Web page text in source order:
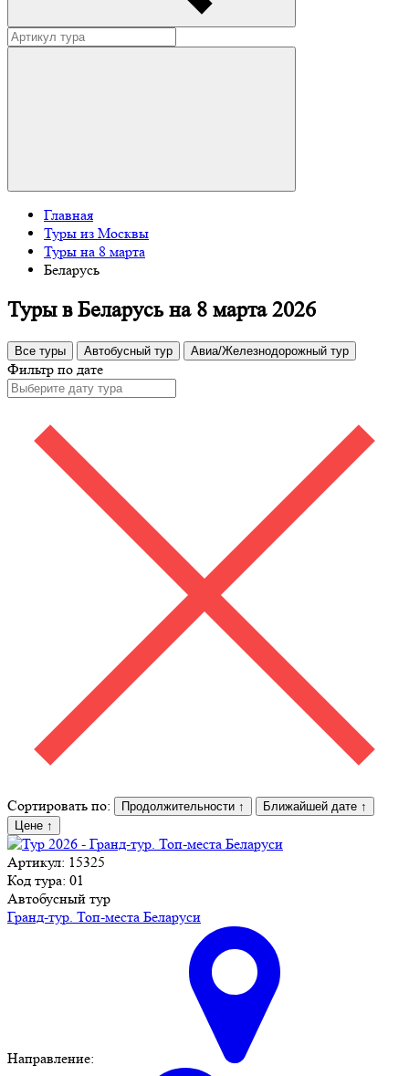
Главная
Туры из Москвы
Туры на 8 марта
Беларусь
Туры в Беларусь на 8 марта 2026
Все туры Автобусный тур Авиа/Железнодорожный тур
Фильтр по дате
Сортировать по: Продолжительности ↑ Ближайшей дате ↑
Цене ↑
Артикул: 15325
Код тура: 01
Автобусный тур
Гранд-тур. Топ-места Беларуси
Направление: